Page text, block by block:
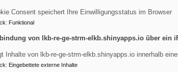
Krise auf die
der Digitalisierung
Eben
Consent speichert Ihre Einwilligungsstatus im Browser
: Funktional
von lkb-re-ge-strm-elkb.shinyapps.io über ein
Inhalte von lkb-re-ge-strm-elkb.shinyapps.io innerhalb
: Eingebettete externe Inhalte